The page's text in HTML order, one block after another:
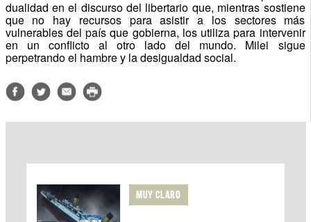
dualidad en el discurso del libertario que, mientras sostiene
que no hay recursos para asistir a los sectores más
vulnerables del país que gobierna, los utiliza para intervenir
en un conflicto al otro lado del mundo. Milei sigue
perpetrando el hambre y la desigualdad social.
MUY CLARO